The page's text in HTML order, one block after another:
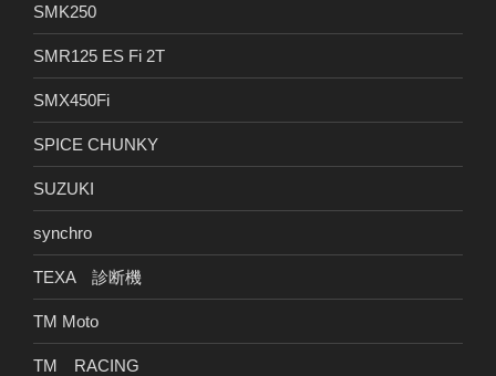
SMK250
SMR125 ES Fi 2T
SMX450Fi
SPICE CHUNKY
SUZUKI
synchro
TEXA 診断機
TM Moto
TM RACING